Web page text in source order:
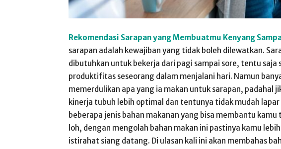
Rekomendasi Sarapan yang Membuatmu Kenyang
sarapan adalah kewajiban yang tidak boleh dilewatkan.
dibutuhkan untuk bekerja dari pagi sampai sore, tentu
produktifitas seseorang dalam menjalani hari. Namun
memerdulikan apa yang ia makan untuk sarapan, padahal
kinerja tubuh lebih optimal dan tentunya tidak mudah
beberapa jenis bahan makanan yang bisa membantu
loh, dengan mengolah bahan makan ini pastinya kamu
istirahat siang datang. Di ulasan kali ini akan membahas